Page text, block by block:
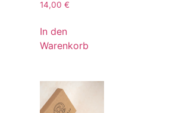
14,00 €
In den
Warenkorb